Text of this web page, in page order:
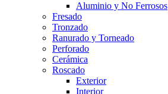
Aluminio y No Ferrosos
Fresado
Tronzado
Ranurado y Torneado
Perforado
Cerámica
Roscado
Exterior
Interior